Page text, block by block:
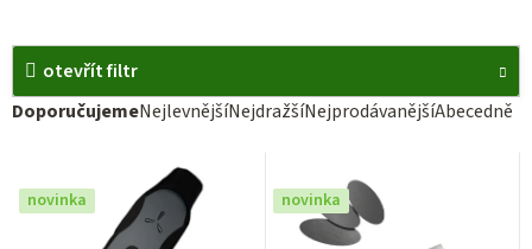
otevřít filtr
Ř
z
e
DoporučujemeNejlevnějšíNejdražšíNejprodávanějšíAbecedně
ýnovinka novinka